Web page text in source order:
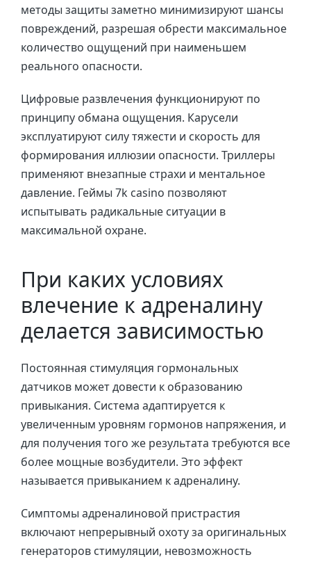
методы защиты заметно минимизируют шансы
повреждений, разрешая обрести максимальное
количество ощущений при наименьшем
реального опасности.
Цифровые развлечения функционируют по
принципу обмана ощущения. Карусели
эксплуатируют силу тяжести и скорость для
формирования иллюзии опасности. Триллеры
применяют внезапные страхи и ментальное
давление. Геймы 7k casino позволяют
испытывать радикальные ситуации в
максимальной охране.
При каких условиях
влечение к адреналину
делается зависимостью
Постоянная стимуляция гормональных
датчиков может довести к образованию
привыкания. Система адаптируется к
увеличенным уровням гормонов напряжения, и
для получения того же результата требуются все
более мощные возбудители. Это эффект
называется привыканием к адреналину.
Симптомы адреналиновой пристрастия
включают непрерывный охоту за оригинальных
генераторов стимуляции, невозможность